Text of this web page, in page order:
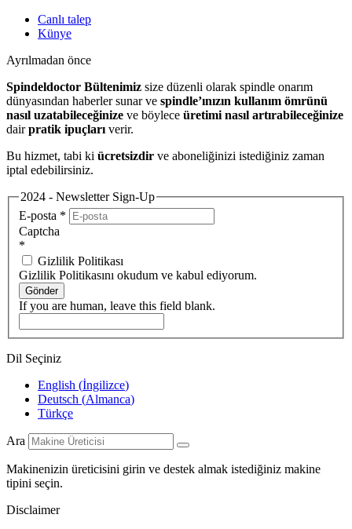
Canlı talep
Künye
Ayrılmadan önce
Spindeldoctor Bültenimiz size düzenli olarak spindle onarım
dünyasından haberler sunar ve spindle’ınızın kullanım ömrünü
nasıl uzatabileceğinize ve böylece üretimi nasıl artırabileceğinize
dairpratik ipuçları verir.
Bu hizmet, tabi ki ücretsizdir ve aboneliğinizi istediğiniz zaman
iptal edebilirsiniz.
2024 - Newsletter Sign-Up
E-posta *
Captcha
*
Gizlilik Politikası
Gizlilik Politikasını okudum ve kabul ediyorum.
Gönder
If you are human, leave this field blank.
Dil Seçiniz
English (İngilizce)
Deutsch (Almanca)
Türkçe
Ara
Makinenizin üreticisini girin ve destek almak istediğiniz makine
tipini seçin.
Disclaimer